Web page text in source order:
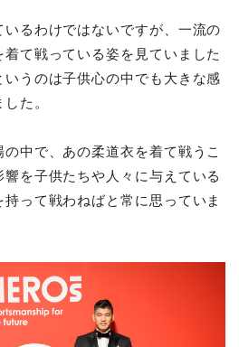
るわけではないですが、一流の
て戦っている姿を見ていました
うのは子供心の中でも大きな感
した。
中で、あの柔道衣を着て戦うこ
を子供たちや人々に与えている
って戦わねばと常に思っていま